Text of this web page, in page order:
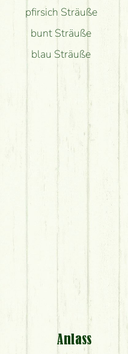
pfirsich Sträuße
bunt Sträuße
blau Sträuße
Anlass